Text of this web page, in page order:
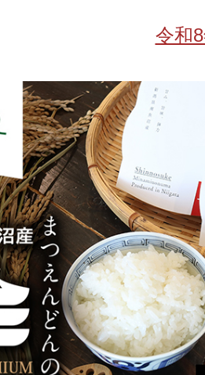
旬の食
産地検索
ペット
令和